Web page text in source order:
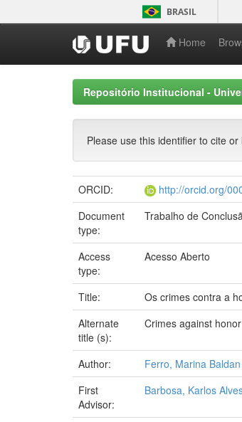
navigation
BRASIL
Home
Repositório Institucional -
Please use this identifier to cite
ORCID:
http://orcid.org/
Document
type:
Trabalho de
Access
type:
Acesso Aberto
Title:
Os crimes contra a
Alternate
title (s):
Crimes against
Author:
Ferro, Marina
First
Advisor:
Barbosa, Karlos